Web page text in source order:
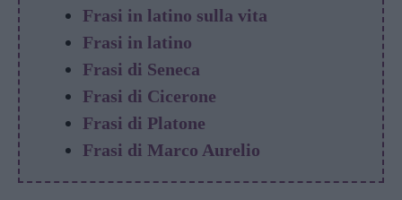
Frasi in latino sulla vita
Frasi in latino
Frasi di Seneca
Frasi di Cicerone
Frasi di Platone
Frasi di Marco Aurelio